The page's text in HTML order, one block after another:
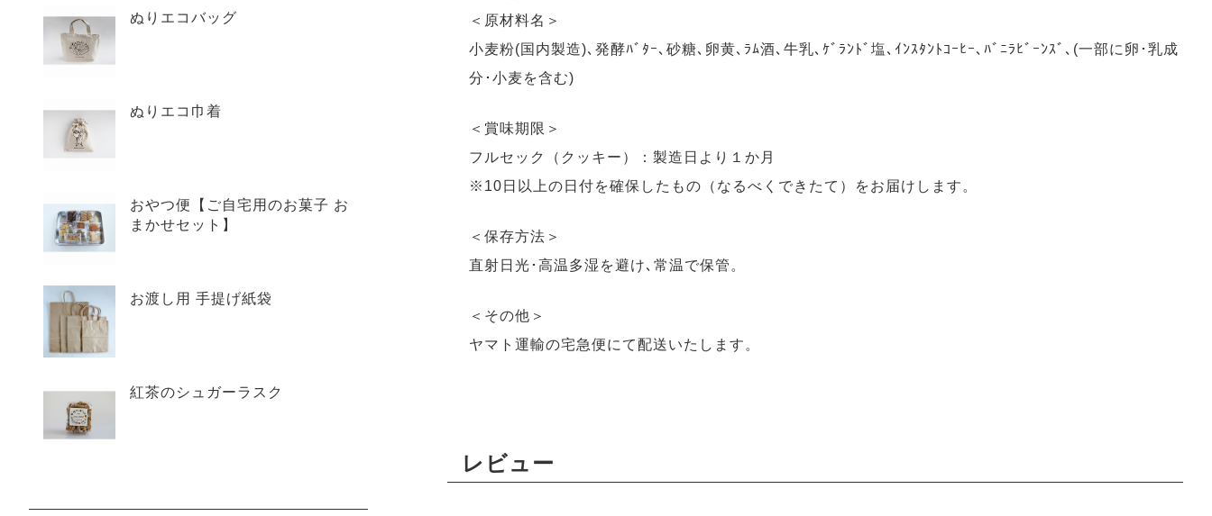
＜原材料名＞
小麦粉(国内製造)､発酵ﾊﾞﾀｰ､砂糖､卵黄､ﾗﾑ酒､牛乳､ｹﾞﾗﾝﾄﾞ塩､ｲﾝｽﾀﾝﾄｺｰﾋｰ､ﾊﾞﾆﾗﾋﾞｰﾝｽﾞ､(一部に卵･乳成
分･小麦を含む)
＜賞味期限＞
フルセック（クッキー）：製造日より１か月
※10日以上の日付を確保したもの（なるべくできたて）をお届けします。
＜保存方法＞
直射日光･高温多湿を避け､常温で保管。
＜その他＞
ヤマト運輸の宅急便にて配送いたします。
レビュー
ぬりエコバッグ
ぬりエコ巾着
おやつ便【ご自宅用のお菓子 お
まかせセット】
お渡し用 手提げ紙袋
紅茶のシュガーラスク